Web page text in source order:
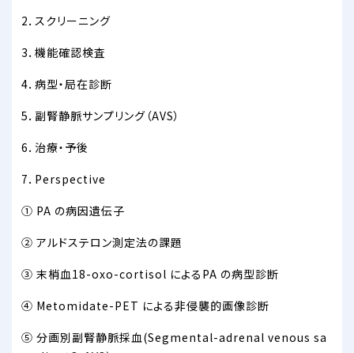
2．スクリーニング
3．機能確認検査
4．病型・局在診断
5．副腎静脈サンプリング（AVS）
6．治療・予後
7．Perspective
① PA の病因遺伝子
② アルドステロン測定法の課題
③ 末梢血18-oxo-cortisol によるPA の病型診断
④ Metomidate-PET による非侵襲的画像診断
⑤ 分画別副腎静脈採血(Segmental-adrenal venous sa